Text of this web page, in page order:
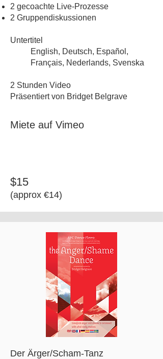
2 gecoachte Live-Prozesse
2 Gruppendiskussionen
Untertitel
English, Deutsch, Español,
Français, Nederlands, Svenska
2 Stunden Video
Präsentiert von Bridget Belgrave
Miete auf Vimeo
$15
​(approx €14)
Der Ärger/Scham-Tanz